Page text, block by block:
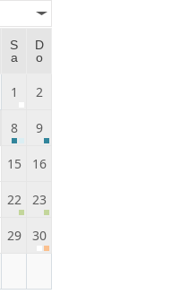
S
a
D
o
1 2
8 9
15 16
22 23
29 30